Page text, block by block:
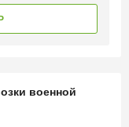
военной